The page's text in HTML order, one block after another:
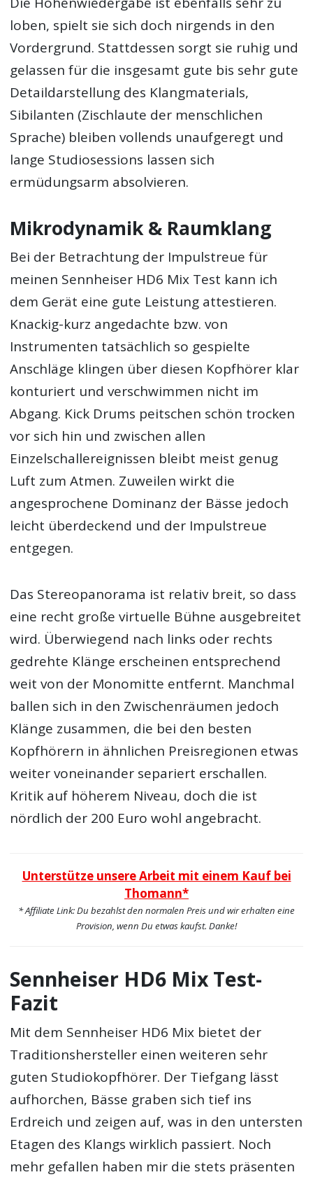
loben, spielt sie sich doch nirgends in den
Vordergrund. Stattdessen sorgt sie ruhig und
gelassen für die insgesamt gute bis sehr gute
Detaildarstellung des Klangmaterials,
Sibilanten (Zischlaute der menschlichen
Sprache) bleiben vollends unaufgeregt und
lange Studiosessions lassen sich
ermüdungsarm absolvieren.
Mikrodynamik & Raumklang
Bei der Betrachtung der Impulstreue für
meinen Sennheiser HD6 Mix Test kann ich
dem Gerät eine gute Leistung attestieren.
Knackig-kurz angedachte bzw. von
Instrumenten tatsächlich so gespielte
Anschläge klingen über diesen Kopfhörer klar
konturiert und verschwimmen nicht im
Abgang. Kick Drums peitschen schön trocken
vor sich hin und zwischen allen
Einzelschallereignissen bleibt meist genug
Luft zum Atmen. Zuweilen wirkt die
angesprochene Dominanz der Bässe jedoch
leicht überdeckend und der Impulstreue
entgegen.
Das Stereopanorama ist relativ breit, so dass
eine recht große virtuelle Bühne ausgebreitet
wird. Überwiegend nach links oder rechts
gedrehte Klänge erscheinen entsprechend
weit von der Monomitte entfernt. Manchmal
ballen sich in den Zwischenräumen jedoch
Klänge zusammen, die bei den besten
Kopfhörern in ähnlichen Preisregionen etwas
weiter voneinander separiert erschallen.
Kritik auf höherem Niveau, doch die ist
nördlich der 200 Euro wohl angebracht.
Unterstütze unsere Arbeit mit einem Kauf bei
Thomann*
* Affiliate Link: Du bezahlst den normalen Preis und wir erhalten eine
Provision, wenn Du etwas kaufst. Danke!
Sennheiser HD6 Mix Test-
Fazit
Mit dem Sennheiser HD6 Mix bietet der
Traditionshersteller einen weiteren sehr
guten Studiokopfhörer. Der Tiefgang lässt
aufhorchen, Bässe graben sich tief ins
Erdreich und zeigen auf, was in den untersten
Etagen des Klangs wirklich passiert. Noch
mehr gefallen haben mir die stets präsenten